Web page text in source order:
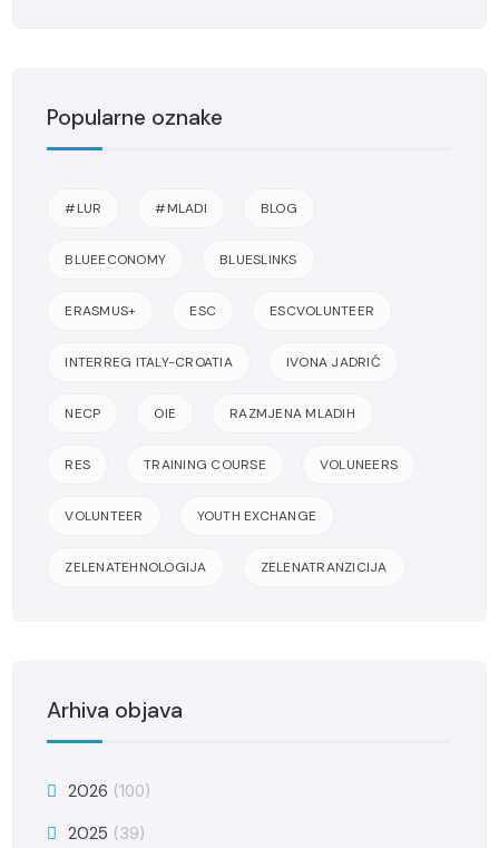
Popularne oznake
#LUR #MLADI BLOG
BLUEECONOMY BLUESLINKS
ERASMUS+ ESC ESCVOLUNTEER
INTERREG ITALY-CROATIA IVONA JADRIĆ
NECP OIE RAZMJENA MLADIH
RES TRAINING COURSE VOLUNEERS
VOLUNTEER YOUTH EXCHANGE
ZELENATEHNOLOGIJA ZELENATRANZICIJA
Arhiva objava
2026 (100)
2025 (39)